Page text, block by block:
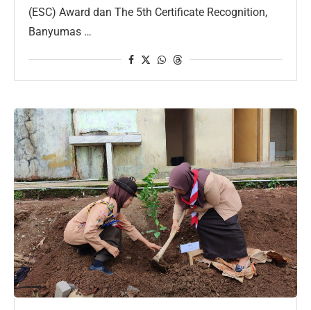
(ESC) Award dan The 5th Certificate Recognition,
Banyumas …